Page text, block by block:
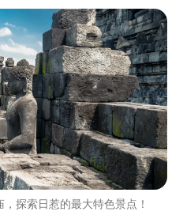
探索日惹的最大特色景点！